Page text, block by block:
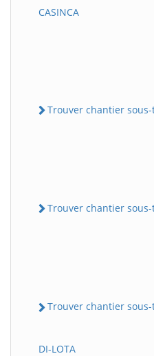
CASINCA
Trouver chantier sous-
Trouver chantier sous-
Trouver chantier sous-
DI-LOTA